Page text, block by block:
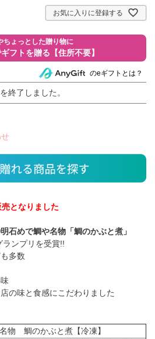
お気に入りに登録する
のeギフトとは？
終了しました。
となりました
石めで鯛や名物「鯛のかぶと煮」
ンプリを受賞!!
多数
の味と食感にこだわりました
物 鯛のかぶと煮【冷凍】